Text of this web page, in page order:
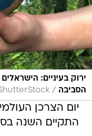
ירוק בעיניים:
הסביבה /
יום הצרכן
התקיים השנה